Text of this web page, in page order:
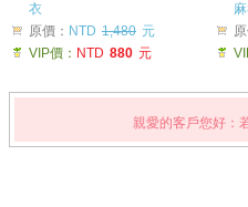
衣
原價： NTD 1,480 元
VIP價： NTD 880 元
親愛的客戶您好：